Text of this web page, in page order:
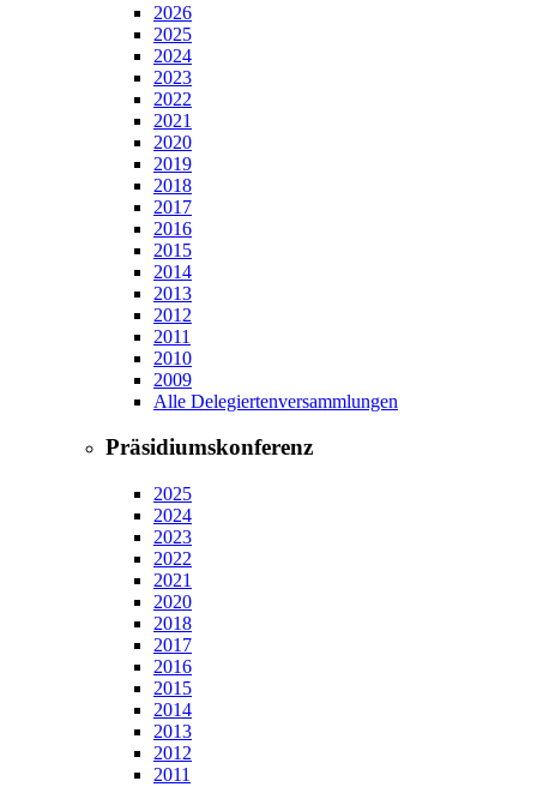
2026
2025
2024
2023
2022
2021
2020
2019
2018
2017
2016
2015
2014
2013
2012
2011
2010
2009
Alle Delegiertenversammlungen
Präsidiumskonferenz
2025
2024
2023
2022
2021
2020
2018
2017
2016
2015
2014
2013
2012
2011